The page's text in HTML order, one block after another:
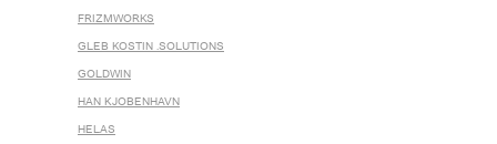
FRIZMWORKS
GLEB KOSTIN .SOLUTIONS
GOLDWIN
HAN KJOBENHAVN
HELAS